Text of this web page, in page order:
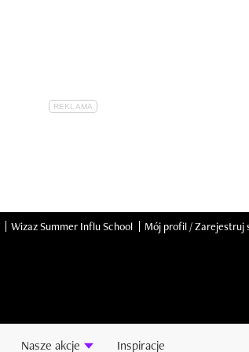
Wizaz Summer Influ School Mój profil / Zarejestruj
Nasze akcje Inspiracje